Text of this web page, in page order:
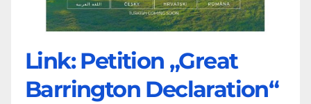
Link: Petition „Great
Barrington Declaration“